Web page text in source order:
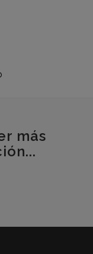
más